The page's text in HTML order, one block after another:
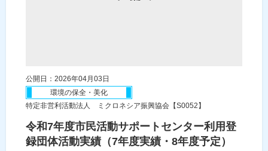
公開日：2026年04月03日
環境の保全・美化
特定非営利活動法人 ミクロネシア振興協会【S0052】
令和7年度市民活動サポートセンター利用登
録団体活動実績（7年度実績・8年度予定）